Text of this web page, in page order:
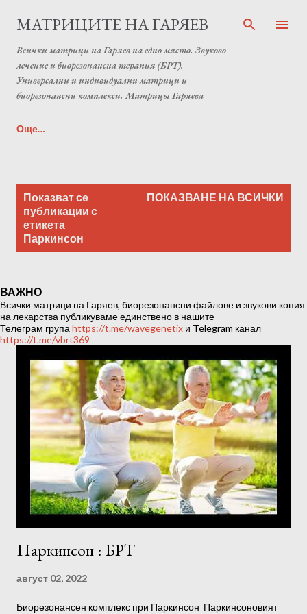
Пропускане към основното съдържание
МАТРИЦИТЕ НА ГАРЯЕВ
Всички матрици на Гаряев на едно място. Звуково
лечение и биорезонансна терапия (БРТ).
Универсални и индивидуални матрици и
биорезонансни комплекси. Матрицы Гаряева
Още…
Laboratory (Individual programs Garyaev matrix)
а
ц
и
Показват се
публикации с
етикета
Паркинсон
ПОКАЗВАНЕ НА ВСИЧКИ
ВАЖНО
Всички матрици на Гаряев, биорезонансни файлове и звукови копия
на лекарства публикуваме единствено в нашите
Телеграм група https://t.me/wavegenetix и Telegram канал
https://t.me/vbrt369
Паркинсон : БРТ
август 02, 2022
Биорезонансен комплекс при Паркинсон Паркинсоновият